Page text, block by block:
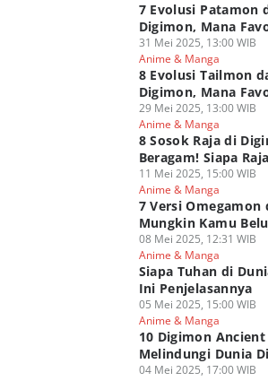
7 Evolusi Patamon
Digimon, Mana
31 Mei 2025, 13:00 WIB
Anime & Manga
8 Evolusi Tailmon
Digimon, Mana
29 Mei 2025, 13:00 WIB
Anime & Manga
8 Sosok Raja di
Beragam! Siapa
11 Mei 2025, 15:00 WIB
Anime & Manga
7 Versi
Mungkin Kamu
08 Mei 2025, 12:31 WIB
Anime & Manga
Siapa Tuhan di
Ini Penjelasannya
05 Mei 2025, 15:00 WIB
Anime & Manga
10 Digimon
Melindungi Dunia
04 Mei 2025, 17:00 WIB